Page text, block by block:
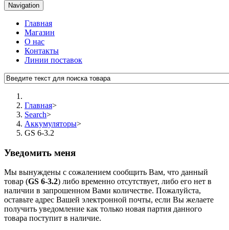
Navigation
Главная
Магазин
О нас
Контакты
Линии поставок
Главная>
Search>
Аккумуляторы>
GS 6-3.2
Уведомить меня
Мы вынуждены с сожалением сообщить Вам, что данный
товар (GS 6-3.2) либо временно отсутствует, либо его нет в
наличии в запрошенном Вами количестве. Пожалуйста,
оставьте адрес Вашей электронной почты, если Вы желаете
получить уведомление как только новая партия данного
товара поступит в наличие.